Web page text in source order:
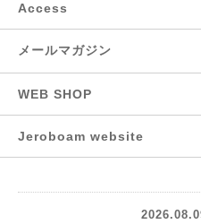
Access
メールマガジン
WEB SHOP
Jeroboam website